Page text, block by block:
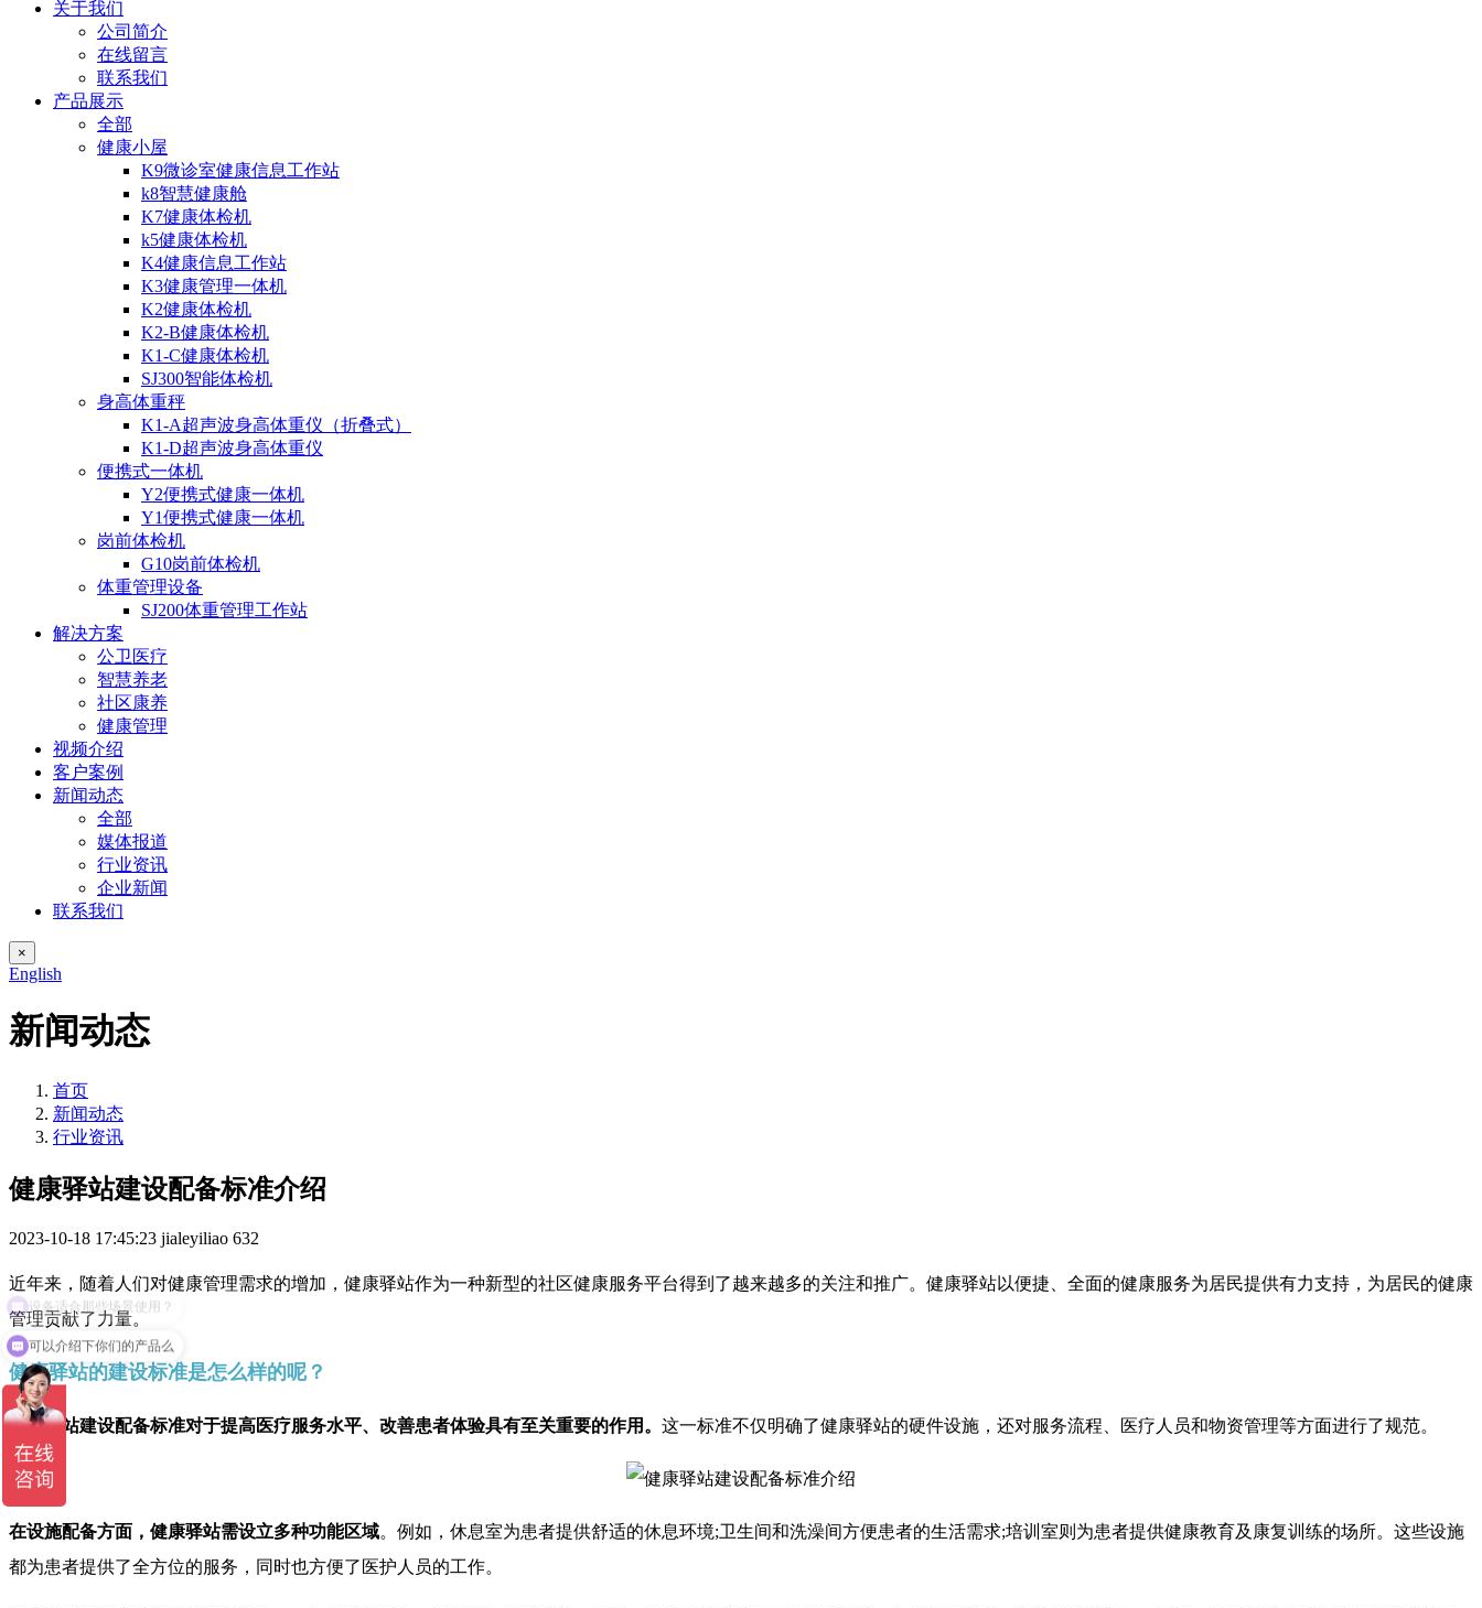
关于我们
公司简介
在线留言
联系我们
产品展示
全部
健康小屋
K9微诊室健康信息工作站
k8智慧健康舱
K7健康体检机
k5健康体检机
K4健康信息工作站
K3健康管理一体机
K2健康体检机
K2-B健康体检机
K1-C健康体检机
SJ300智能体检机
身高体重秤
K1-A超声波身高体重仪（折叠式）
K1-D超声波身高体重仪
便携式一体机
Y2便携式健康一体机
Y1便携式健康一体机
岗前体检机
G10岗前体检机
体重管理设备
SJ200体重管理工作站
解决方案
公卫医疗
智慧养老
社区康养
健康管理
视频介绍
客户案例
新闻动态
全部
媒体报道
行业资讯
企业新闻
联系我们
×
English
新闻动态
首页
新闻动态
行业资讯
健康驿站建设配备标准介绍
2023-10-18 17:45:23 jialeyiliao 632
近年来，随着人们对健康管理需求的增加，健康驿站作为一种新型的社区健康服务平台得到了越来越多的关注和推广。健康驿站以便捷、全面的健康服务为居民提供有力支持，为居民的健康
管理贡献了力量。
健康驿站的建设标准是怎么样的呢？
健康驿站建设配备标准对于提高医疗服务水平、改善患者体验具有至关重要的作用。 这一标准不仅明确了健康驿站的硬件设施，还对服务流程、医疗人员和物资管理等方面进行了规范。
在设施配备方面，健康驿站需设立多种功能区域。例如，休息室为患者提供舒适的休息环境;卫生间和洗澡间方便患者的生活需求;培训室则为患者提供健康教育及康复训练的场所。这些设施
都为患者提供了全方位的服务，同时也方便了医护人员的工作。
可以介绍下你们的产品么